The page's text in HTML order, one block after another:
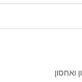
ואחסון